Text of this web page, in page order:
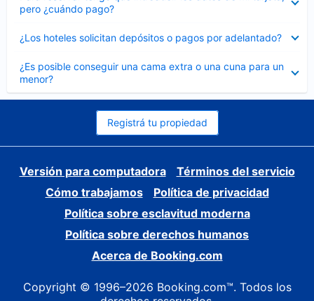
pero ¿cuándo pago?
¿Los hoteles solicitan depósitos o pagos por adelantado?
cerrado
¿Es posible conseguir una cama extra o una cuna para un
menor?
cerrado
Registrá tu propiedad
Versión para computadora
Términos del servicio
Cómo trabajamos
Política de privacidad
Política sobre esclavitud moderna
Política sobre derechos humanos
Acerca de Booking.com
Copyright © 1996–2026 Booking.com™. Todos los